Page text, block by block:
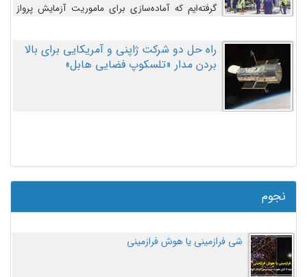
گرفته‌ایم که آماده‌سازی برای ماموریت آزمایش پرواز
اصلاح کنیم.
راه حل دو شرکت ژاپنی و آمریکایی برای بالا
بردن مدار «تلسکوپ فضایی هابل»
نجوم
شی فرازمینی یا هوش فرازمینی